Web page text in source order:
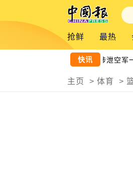
抢鲜 最热
快讯涉泄空军一
主页 >体育 >